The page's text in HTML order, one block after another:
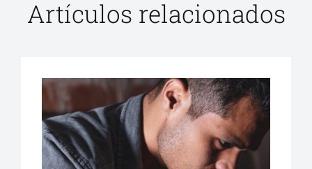
Artículos relacionados